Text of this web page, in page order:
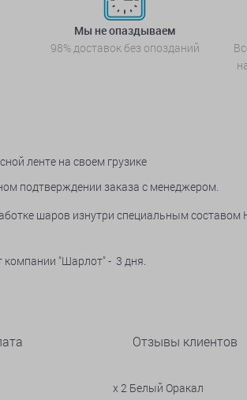
Мы не опаздываем
98% доставок без опозданий
ленте на своем грузике
подтверждении заказа с менеджером.
шаров изнутри специальным
компании "Шарлот" - 3 дня.
Отзывы клиентов
x 2 Белый Оракал